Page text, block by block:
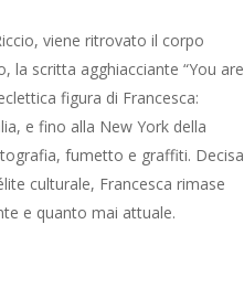
viene ritrovato il corpo
la scritta agghiacciante “You are
figura di Francesca:
e fino alla New York della
fumetto e graffiti. Decisa
culturale, Francesca rimase
e quanto mai attuale.